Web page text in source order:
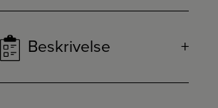
Beskrivelse